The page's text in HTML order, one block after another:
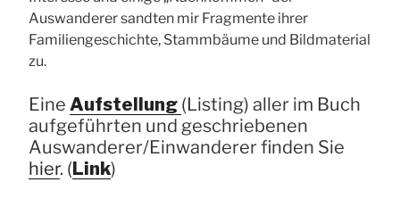
Auswanderer sandten mir Fragmente ihrer
Familiengeschichte, Stammbäume und Bildmaterial
zu.
Eine Aufstellung (Listing) aller im Buch
aufgeführten und geschriebenen
Auswanderer/Einwanderer finden Sie
hier. (Link)